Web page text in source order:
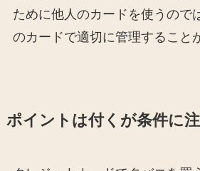
ために他人のカードを使うので
のカードで適切に管理すること
ポイントは付くが条件に